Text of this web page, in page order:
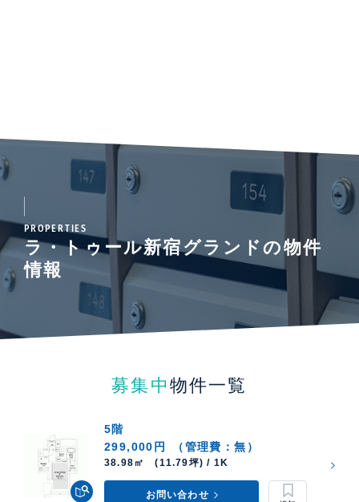
PROPERTIES
ラ・トゥール新宿グランドの物件
情報
募集中 物件一覧
5階
299,000円
（管理費：無）
38.98㎡ (11.79坪) / 1K
お問い合わせ